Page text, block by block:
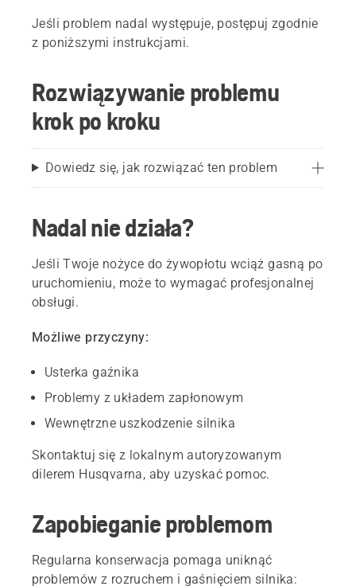
Jeśli problem nadal występuje, postępuj zgodnie
z poniższymi instrukcjami.
Rozwiązywanie problemu
krok po kroku
Dowiedz się, jak rozwiązać ten problem
Nadal nie działa?
Jeśli Twoje nożyce do żywopłotu wciąż gasną po
uruchomieniu, może to wymagać profesjonalnej
obsługi.
Możliwe przyczyny:
Usterka gaźnika
Problemy z układem zapłonowym
Wewnętrzne uszkodzenie silnika
Skontaktuj się z lokalnym autoryzowanym
dilerem Husqvarna, aby uzyskać pomoc.
Zapobieganie problemom
Regularna konserwacja pomaga uniknąć
problemów z rozruchem i gaśnięciem silnika: